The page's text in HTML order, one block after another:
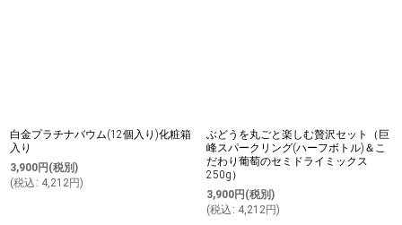
白金プラチナバウム(12個入り)化粧箱
入り
3,900円 (税別)
(税込 : 4,212円)
ぶどうを丸ごと楽しむ贅沢セット（巨
峰スパークリング(ハーフボトル)＆こ
だわり葡萄のセミドライミックス
250g）
3,900円 (税別)
(税込 : 4,212円)